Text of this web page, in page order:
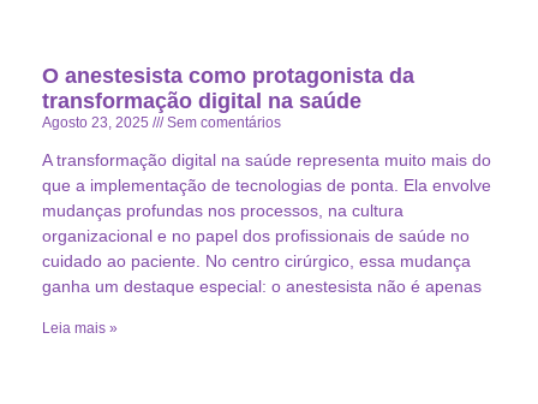
O anestesista como protagonista da
transformação digital na saúde
Agosto 23, 2025 Sem comentários
A transformação digital na saúde representa muito mais do
que a implementação de tecnologias de ponta. Ela envolve
mudanças profundas nos processos, na cultura
organizacional e no papel dos profissionais de saúde no
cuidado ao paciente. No centro cirúrgico, essa mudança
ganha um destaque especial: o anestesista não é apenas
Leia mais »